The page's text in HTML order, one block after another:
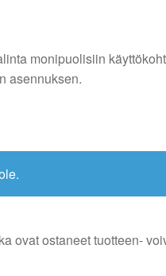
monipuolisiin
asennuksen.
ovat ostaneet tuotteen-